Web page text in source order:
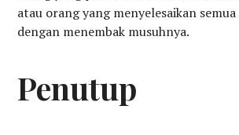
atau orang yang menyelesaikan
dengan menembak musuhnya.
Penutup